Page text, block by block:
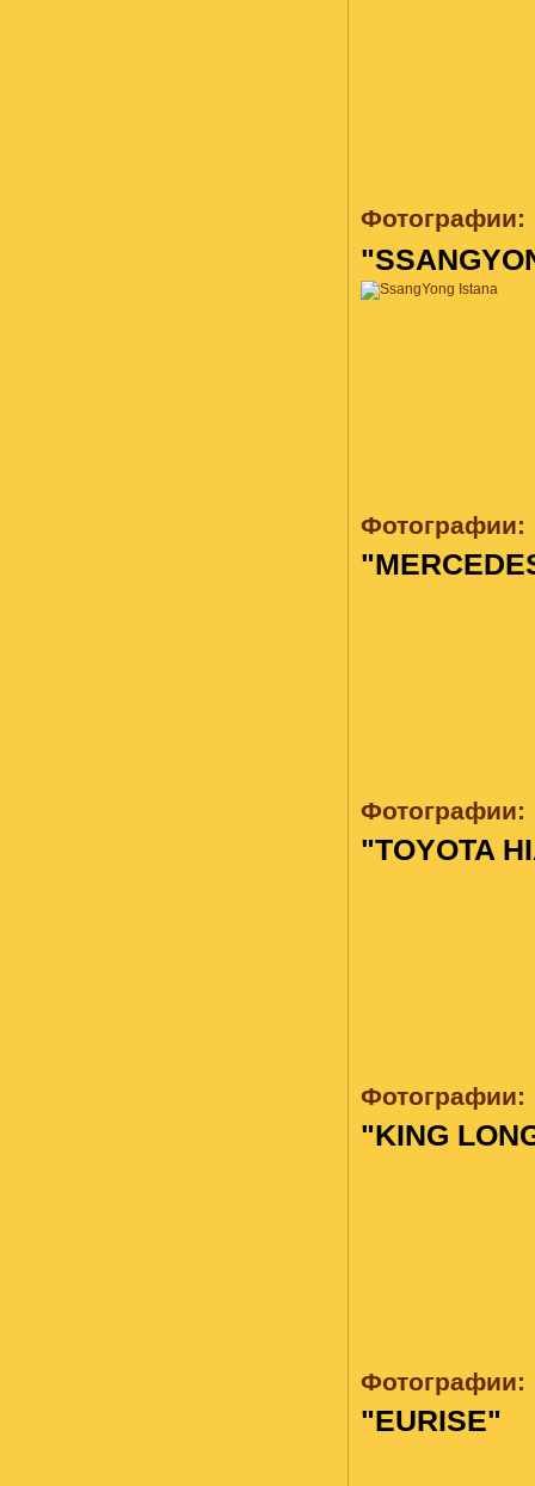
Фотографии:
Фотографии:
Фотографии:
"TOYOTA
Фотографии:
"KING
Фотографии:
"EURISE"